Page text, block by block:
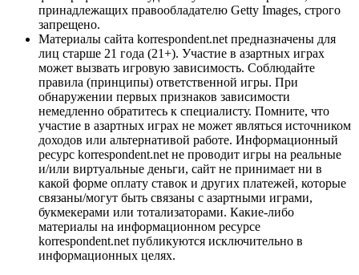
принадлежащих правообладателю Getty Images, строго
запрещено.
Материалы сайта korrespondent.net предназначены для
лиц старше 21 года (21+). Участие в азартных играх
может вызвать игровую зависимость. Соблюдайте
правила (принципы) ответственной игры. При
обнаружении первых признаков зависимости
немедленно обратитесь к специалисту. Помните, что
участие в азартных играх не может являться источником
доходов или альтернативой работе. Информационный
ресурс korrespondent.net не проводит игры на реальные
и/или виртуальные деньги, сайт не принимает ни в
какой форме оплату ставок и других платежей, которые
связаны/могут быть связаны с азартными играми,
букмекерами или тотализаторами. Какие-либо
материалы на информационном ресурсе
korrespondent.net публикуются исключительно в
информационных целях.